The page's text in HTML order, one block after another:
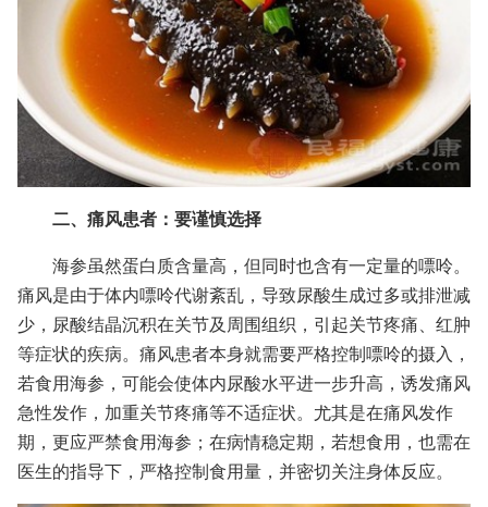
二、痛风患者：要谨慎选择
海参虽然蛋白质含量高，但同时也含有一定量的嘌呤。
痛风是由于体内嘌呤代谢紊乱，导致尿酸生成过多或排泄减
少，尿酸结晶沉积在关节及周围组织，引起关节疼痛、红肿
等症状的疾病。痛风患者本身就需要严格控制嘌呤的摄入，
若食用海参，可能会使体内尿酸水平进一步升高，诱发痛风
急性发作，加重关节疼痛等不适症状。尤其是在痛风发作
期，更应严禁食用海参；在病情稳定期，若想食用，也需在
医生的指导下，严格控制食用量，并密切关注身体反应。